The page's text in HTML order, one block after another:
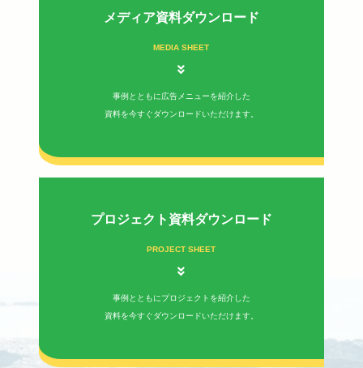
メディア資料ダウンロード
MEDIA SHEET
事例とともに広告メニューを紹介した
資料を今すぐダウンロードいただけます。
プロジェクト資料ダウンロード
PROJECT SHEET
事例とともにプロジェクトを紹介した
資料を今すぐダウンロードいただけます。